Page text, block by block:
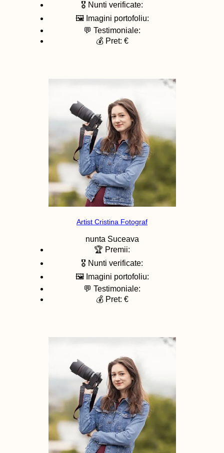
🎖️ Nunti verificate:
🖼️ Imagini portofoliu:
💬 Testimoniale:
💰 Pret: €
Artist Cristina Fotograf
nunta Suceava
🏆 Premii:
🎖️ Nunti verificate:
🖼️ Imagini portofoliu:
💬 Testimoniale:
💰 Pret: €